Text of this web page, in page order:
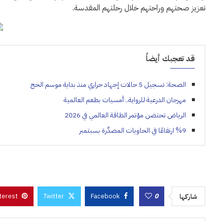
تعزيز صحتهم وراحتهم خلال رحلتهم المقدسة.
قد تعجبك أيضاً
الصحة: تسجيل 5 حالات إجهاد حراري منذ بداية موسم الحج
مهرجان الدرعية للرواية.. أمسيات بطعم العالمية
الرياض تحتضن مؤتمر الطاقة العالمي في 2026
%9 ارتفاعًا في الحاويات المصدَّرة بسبتمبر
شاركها 0
Facebook
Twitter